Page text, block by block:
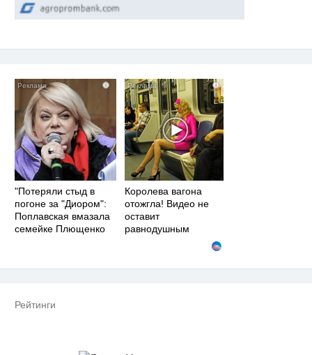
i
"Потеряли стыд в
погоне за "Диором":
Поплавская вмазала
семейке Плющенко
i
Королева вагона
отожгла! Видео не
оставит
равнодушным
Рейтинги